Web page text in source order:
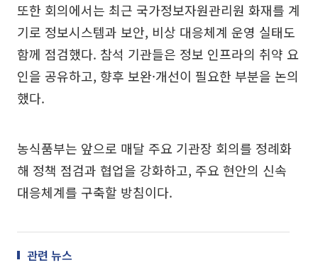
또한 회의에서는 최근 국가정보자원관리원 화재를 계
기로 정보시스템과 보안, 비상 대응체계 운영 실태도
함께 점검했다. 참석 기관들은 정보 인프라의 취약 요
인을 공유하고, 향후 보완·개선이 필요한 부분을 논의
했다.
농식품부는 앞으로 매달 주요 기관장 회의를 정례화
해 정책 점검과 협업을 강화하고, 주요 현안의 신속
대응체계를 구축할 방침이다.
관련 뉴스